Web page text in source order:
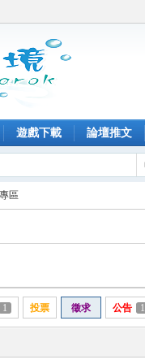
遊戲下載 論壇推文
區
1 投票 徵求 公告 1